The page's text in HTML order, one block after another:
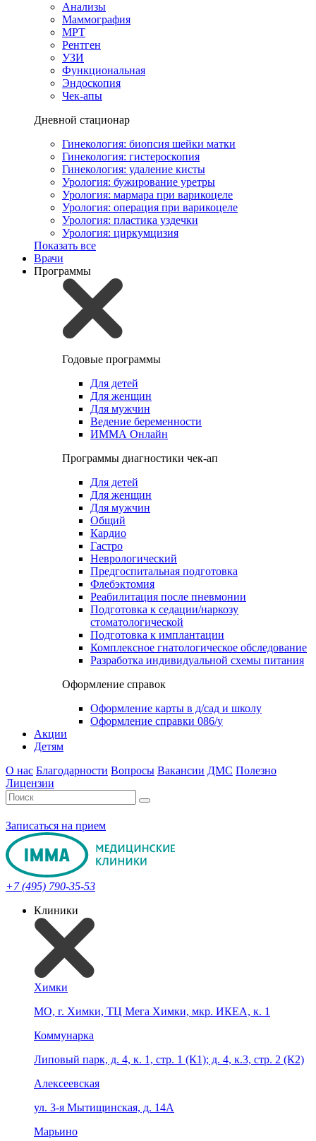
Анализы
Маммография
МРТ
Рентген
УЗИ
Функциональная
Эндоскопия
Чек-апы
Дневной стационар
Гинекология: биопсия шейки матки
Гинекология: гистероскопия
Гинекология: удаление кисты
Урология: бужирование уретры
Урология: мармара при варикоцеле
Урология: операция при варикоцеле
Урология: пластика уздечки
Урология: циркумцизия
Показать все
Врачи
Программы
Годовые программы
Для детей
Для женщин
Для мужчин
Ведение беременности
ИММА Онлайн
Программы диагностики чек-ап
Для детей
Для женщин
Для мужчин
Общий
Кардио
Гастро
Неврологический
Предгоспитальная подготовка
Флебэктомия
Реабилитация после пневмонии
Подготовка к седации/наркозу
стоматологической
Подготовка к имплантации
Комплексное гнатологическое обследование
Разработка индивидуальной схемы питания
Оформление справок
Оформление карты в д/сад и школу
Оформление справки 086/у
Акции
Детям
О нас Благодарности Вопросы Вакансии ДМС Полезно
Лицензии
Записаться на прием
+7 (495) 790-35-53
Клиники
Химки
МО, г. Химки, ТЦ Мега Химки, мкр. ИКЕА, к. 1
Коммунарка
Липовый парк, д. 4, к. 1, стр. 1 (К1); д. 4, к.3, стр. 2 (К2)
Алексеевская
ул. 3-я Мытищинская, д. 14А
Марьино